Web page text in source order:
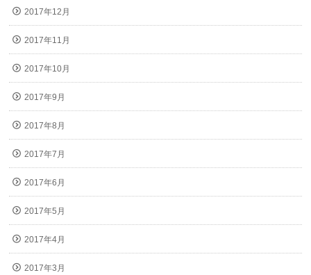
2017年12月
2017年11月
2017年10月
2017年9月
2017年8月
2017年7月
2017年6月
2017年5月
2017年4月
2017年3月